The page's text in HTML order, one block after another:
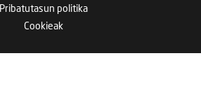
Pribatutasun politika
Cookieak